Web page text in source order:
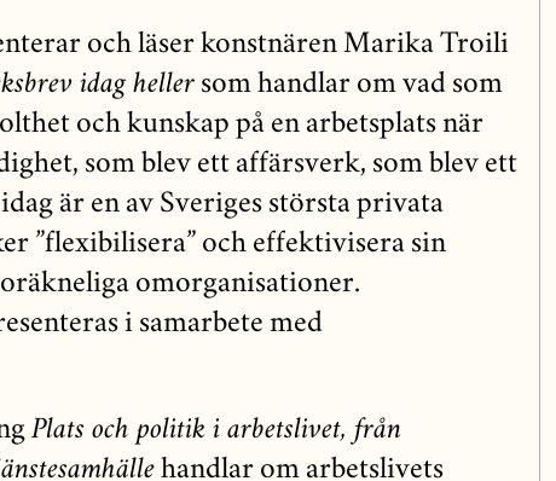
och läser konstnären Marika Troili
idag hellersom handlar om vad som
och kunskap på en arbetsplats när
som blev ett affärsverk, som blev ett
är en av Sveriges största privata
”flexibilisera” och effektivisera sin
omorganisationer.
i samarbete med
Plats och politik i arbetslivet, från
handlar om arbetslivets